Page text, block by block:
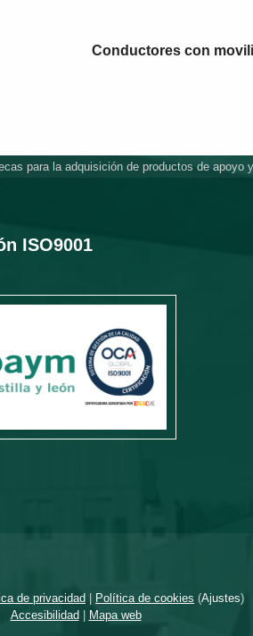
Conductores con
para la adquisición de productos de apoyo
ISO9001
de privacidad Política de cookies (Ajustes)
Accesibilidad
Mapa web